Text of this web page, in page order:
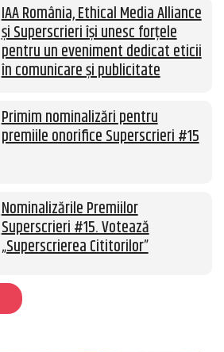
IAA România, Ethical Media Alliance
și Superscrieri își unesc forțele
pentru un eveniment dedicat eticii
în comunicare și publicitate
Primim nominalizări pentru
premiile onorifice Superscrieri #15
Nominalizările Premiilor
Superscrieri #15. Votează
„Superscrierea Cititorilor”